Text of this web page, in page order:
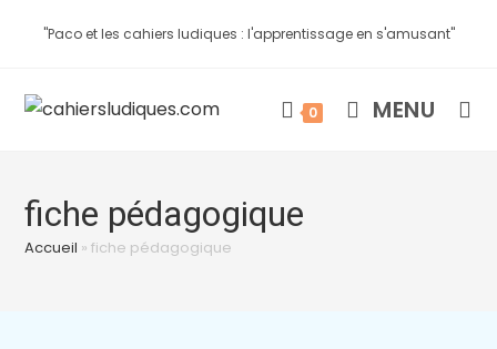
"Paco et les cahiers ludiques : l'apprentissage en s'amusant"
0 MENU
fiche pédagogique
Accueil »fiche pédagogique